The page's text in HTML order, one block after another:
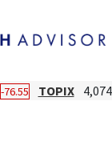
-76.55 TOPIX